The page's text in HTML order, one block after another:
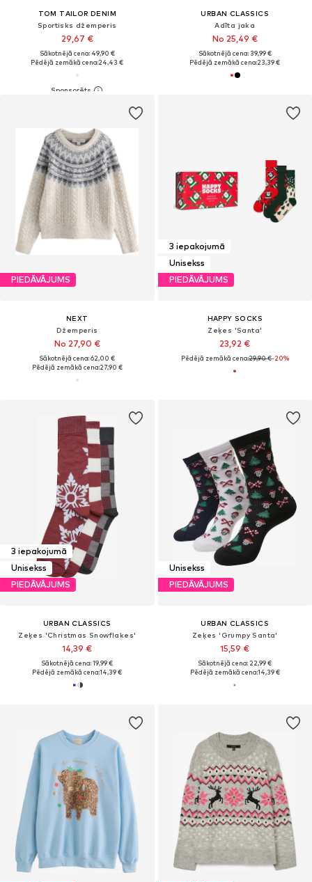
TOM TAILOR DENIM
Sportisks džemperis
29,67 €
Sākotnējā cena: 49,90 €
Pēdējā zemākā cena:24,43 €
URBAN CLASSICS
Adīta jaka
No 25,49 €
Sākotnējā cena: 39,99 €
Pēdējā zemākā cena:23,39 €
PIEDĀVĀJUMS
NEXT
Džemperis
No 27,90 €
Sākotnējā cena: 62,00 €
Pēdējā zemākā cena:27,90 €
3 iepakojumā
Unisekss
PIEDĀVĀJUMS
HAPPY SOCKS
Zeķes 'Santa'
23,92 €
Pēdējā zemākā cena:29,90 €-20%
3 iepakojumā
Unisekss
PIEDĀVĀJUMS
URBAN CLASSICS
Zeķes 'Christmas Snowflakes'
14,39 €
Sākotnējā cena: 19,99 €
Pēdējā zemākā cena:14,39 €
Unisekss
PIEDĀVĀJUMS
URBAN CLASSICS
Zeķes 'Grumpy Santa'
15,59 €
Sākotnējā cena: 22,99 €
Pēdējā zemākā cena:14,39 €